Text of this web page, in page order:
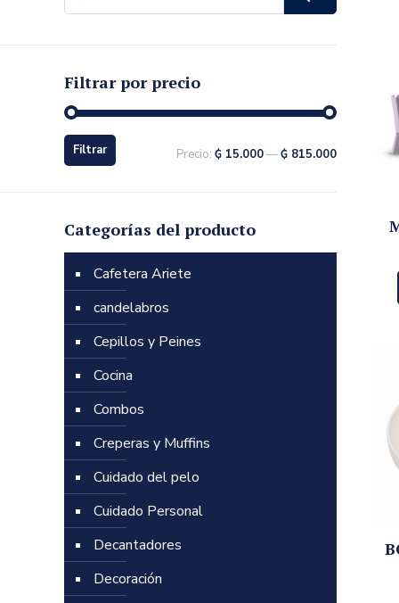
Filtrar por precio
Filtrar Precio:₲ 15.000—₲ 815.000
Categorías del producto
Cafetera Ariete
candelabros
Cepillos y Peines
Cocina
Combos
Creperas y Muffins
Cuidado del pelo
Cuidado Personal
Decantadores
Decoración